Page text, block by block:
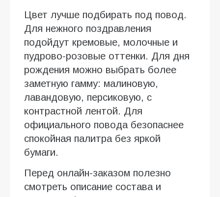
Цвет лучше подбирать под повод.
Для нежного поздравления
подойдут кремовые, молочные и
пудрово-розовые оттенки. Для дня
рождения можно выбрать более
заметную гамму: малиновую,
лавандовую, персиковую, с
контрастной лентой. Для
официального повода безопаснее
спокойная палитра без яркой
бумаги.
Перед онлайн-заказом полезно
смотреть описание состава и